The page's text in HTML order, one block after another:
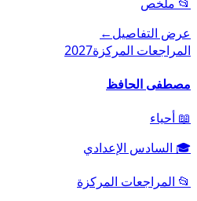
عرض التفاصيل←
المراجعات المركزة2027
مصطفى الحافظ
📖 أحياء
🎓 السادس الإعدادي
📂 المراجعات المركزة